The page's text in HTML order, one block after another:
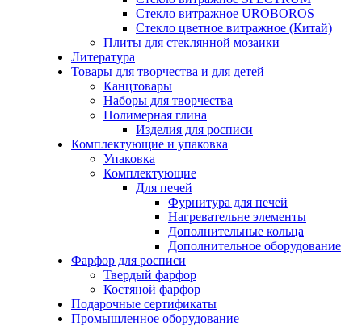
Стекло витражное UROBOROS
Стекло цветное витражное (Китай)
Плиты для стеклянной мозаики
Литература
Товары для творчества и для детей
Канцтовары
Наборы для творчества
Полимерная глина
Изделия для росписи
Комплектующие и упаковка
Упаковка
Комплектующие
Для печей
Фурнитура для печей
Нагревательне элементы
Дополнительные кольца
Дополнительное оборудование
Фарфор для росписи
Твердый фарфор
Костяной фарфор
Подарочные сертификаты
Промышленное оборудование